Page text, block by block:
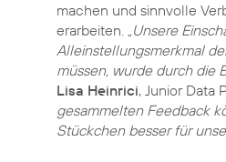
machen und sinnvolle
erarbeiten. „Unsere
Alleinstellungsmerkmal
müssen, wurde durch die
Lisa Heinrici, Junior Data
gesammelten Feedback
Stückchen besser für